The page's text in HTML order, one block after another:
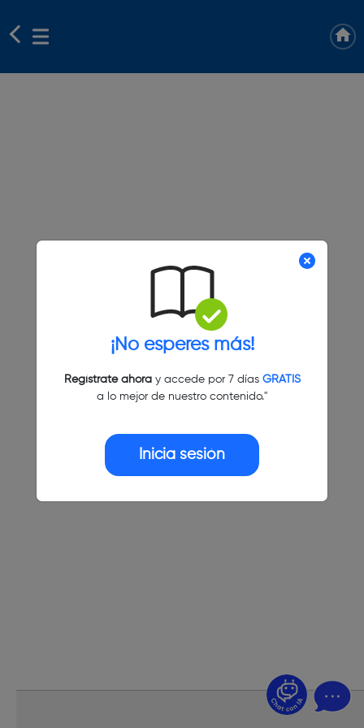
¡No esperes más!
Regístrate ahoray accede por 7 días GRATIS
a lo mejor de nuestro contenido."
Inicia sesión